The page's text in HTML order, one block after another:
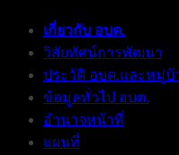
เกี่ยวกับ อบต.
วิสัยทัศน์การพัฒนา
ประวัติ อบต.และหมู่บ้
ข้อมูลทั่วไป อบต.
อำนาจหน้าที่
แผนที่